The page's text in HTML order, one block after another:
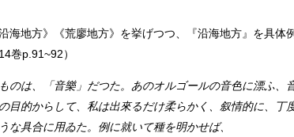
海地方》《荒廖地方》を挙げつつ、『沿海地方』を具体
巻p.91~92）
のは、「音樂」だつた。あのオルゴールの音色に漂ふ、
目的からして、私は出來るだけ柔らかく、叙情的に、丁
な具合に用ゐた。例に就いて種を明かせば、